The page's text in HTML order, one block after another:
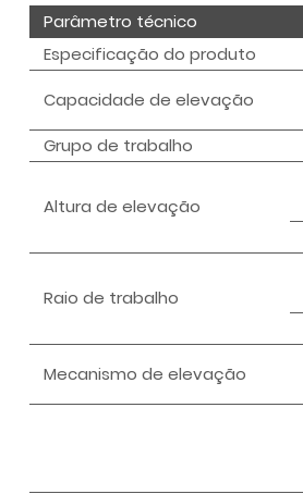
Parâmetro técnico
Especificação do produto
Capacidade de elevação
Grupo de trabalho
Altura de elevação
Raio de trabalho
Mecanismo de elevação